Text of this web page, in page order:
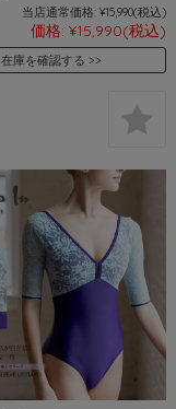
当店通常価格: ¥15,990(税込)
価格: ¥15,990(税込)
在庫を確認する